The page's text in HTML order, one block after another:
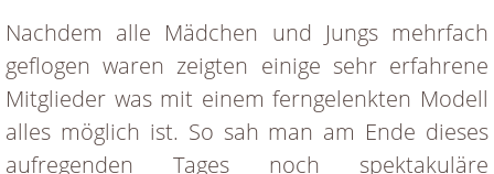
Nachdem alle Mädchen und Jungs mehrfach
geflogen waren zeigten einige sehr erfahrene
Mitglieder was mit einem ferngelenkten Modell
alles möglich ist. So sah man am Ende dieses
aufregenden Tages noch spektakuläre